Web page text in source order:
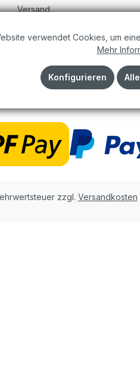
Versand
Dekorationskonzepte
zzgl. Versandkosten
verwendet Cookies, um
Mehr
Konfigurieren